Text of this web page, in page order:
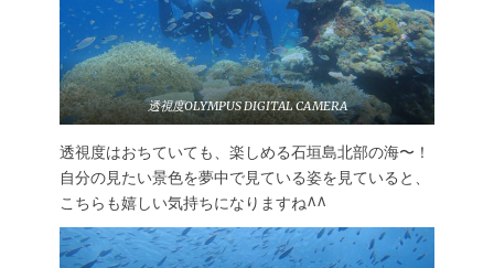
透視度OLYMPUS DIGITAL CAMERA
透視度はおちていても、楽しめる石垣島北部の海〜！
自分の見たい景色を夢中で見ている姿を見ていると、
こちらも嬉しい気持ちになりますね^^